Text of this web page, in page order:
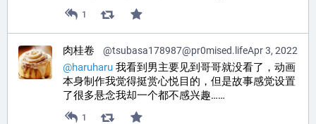
1
Apr 3, 2022
肉桂卷 @tsubasa178987@pr0mised.life
@haruharu 我看到男主要见到哥哥就没看了，动画
本身制作我觉得挺赏心悦目的，但是故事感觉设置
了很多悬念我却一个都不感兴趣……
1